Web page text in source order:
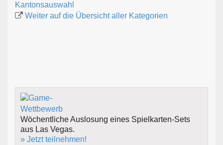
Kantonsauswahl
Weiter auf die Übersicht aller Kategorien
Wöchentliche Auslosung eines Spielkarten-Sets
aus Las Vegas.
» Jetzt teilnehmen!